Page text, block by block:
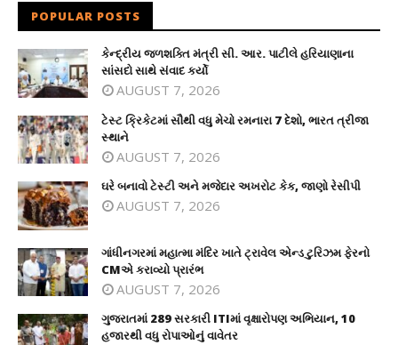
POPULAR POSTS
કેન્દ્રીય જળશક્તિ મંત્રી સી. આર. પાટીલે હરિયાણાના
સાંસદો સાથે સંવાદ કર્યો
AUGUST 7, 2026
ટેસ્ટ ક્રિકેટમાં સૌથી વધુ મેચો રમનારા 7 દેશો, ભારત ત્રીજા
સ્થાને
AUGUST 7, 2026
ઘરે બનાવો ટેસ્ટી અને મજેદાર અખરોટ કેક, જાણો રેસીપી
AUGUST 7, 2026
ગાંધીનગરમાં મહાત્મા મંદિર ખાતે ટ્રાવેલ એન્ડ ટુરિઝમ ફેરનો
CMએ કરાવ્યો પ્રારંભ
AUGUST 7, 2026
ગુજરાતમાં 289 સરકારી ITIમાં વૃક્ષારોપણ અભિયાન, 10
હજારથી વધુ રોપાઓનું વાવેતર